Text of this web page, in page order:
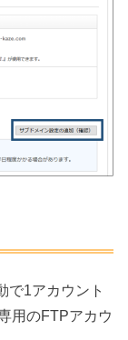
で1アカウント
用のFTPアカウ